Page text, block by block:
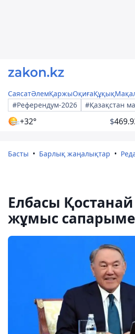
СаясатӘлемҚаржыОқиғаҚұқық
#Референдум-2026
#Қазақстан
+32° $
Басты Барлық жаңалықтар
Елбасы
жұмыс